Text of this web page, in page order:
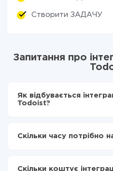
Створити ЗАДАЧУ
Запитання про
Як відбувається
Todoist?
Вибираєте які дані
Тепер дані будуть
Скільки часу потрібно
Скільки коштує